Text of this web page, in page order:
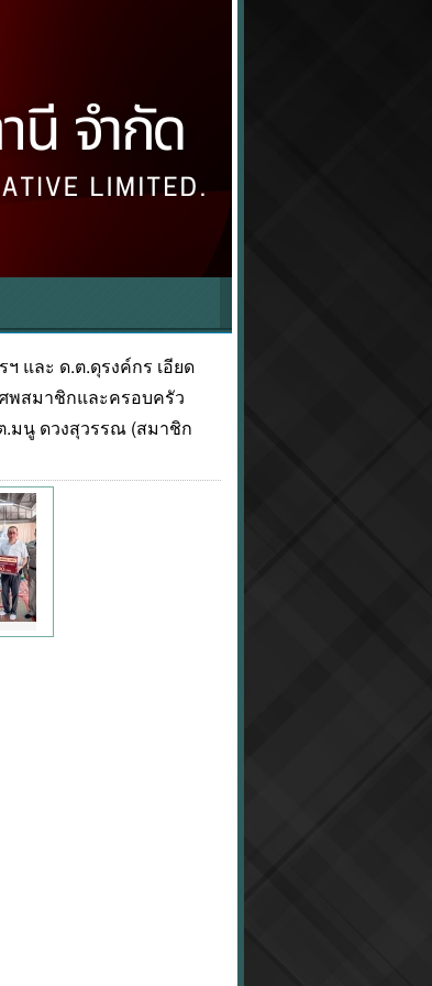
และ ด.ต.ดุรงค์กร เอียด
พสมาชิกและครอบครัว
.มนู ดวงสุวรรณ (สมาชิก